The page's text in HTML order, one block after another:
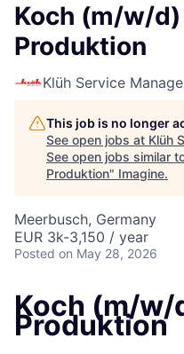
Koch (m/w/
Produktion
Klüh Service
This job is no longer
See open jobs at Klüh
See open jobs similar
Produktion" Imagine.
Meerbusch, Germany
EUR 3k-3,150 / year
Posted on May 28, 2026
Koch (m/w/
Produktion